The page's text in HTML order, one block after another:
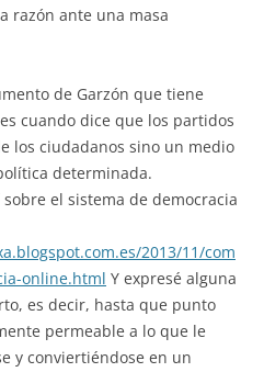
razón ante una masa
de Garzón que tiene
cuando dice que los partidos
los ciudadanos sino un medio
determinada.
el sistema de democracia
2013/11/com
online.html Y expresé alguna
es decir, hasta que punto
permeable a lo que le
y conviertiéndose en un